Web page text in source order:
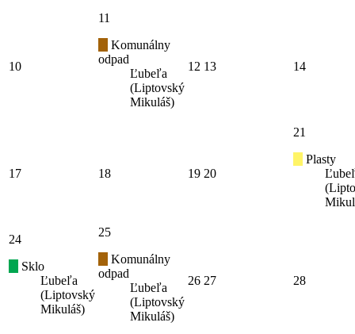
10
11
Komunálny
odpad
Ľubeľa
(Liptovský
Mikuláš)
12 13 14
17 18 19 20
21
Plasty
24
Sklo
Ľubeľa
(Liptovský
Mikuláš)
25
Komunálny
odpad
Ľubeľa
(Liptovský
Mikuláš)
26 27 28